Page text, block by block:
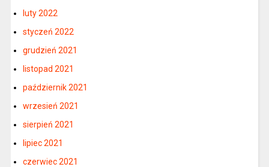
luty 2022
styczeń 2022
grudzień 2021
listopad 2021
październik 2021
wrzesień 2021
sierpień 2021
lipiec 2021
czerwiec 2021